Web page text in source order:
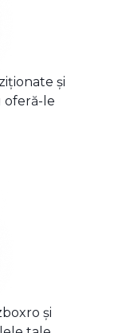
și
oferă-le
și